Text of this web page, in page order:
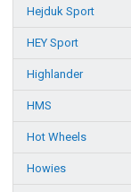
Hejduk Sport
HEY Sport
Highlander
HMS
Hot Wheels
Howies